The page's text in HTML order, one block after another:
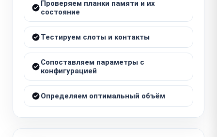
Проверяем планки памяти и их
состояние
Тестируем слоты и контакты
Сопоставляем параметры с
конфигурацией
Определяем оптимальный объём